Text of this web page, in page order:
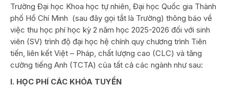
Trường Đại học Khoa học tự nhiên, Đại học Quốc gia Thành
phố Hồ Chí Minh (sau đây gọi tắt là Trường) thông báo về
việc thu học phí học kỳ 2 năm học 2025-2026 đối với sinh
viên (SV) trình độ đại học hệ chính quy chương trình Tiên
tiến, liên kết Việt – Pháp, chất lượng cao (CLC) và tăng
cường tiếng Anh (TCTA) của tất cả các ngành như sau:
I. HỌC PHÍ CÁC KHÓA TUYỂN